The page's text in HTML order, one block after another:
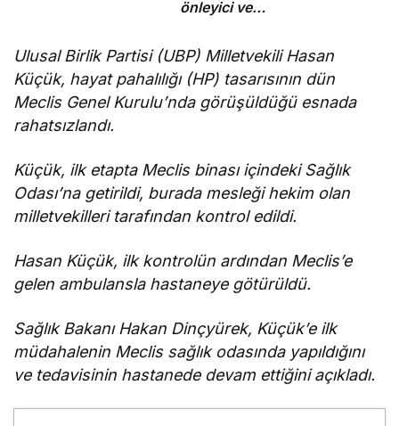
önleyici ve
sorumluluklarını
yerine
getirmeli”
Ulusal Birlik Partisi (UBP) Milletvekili Hasan
Küçük, hayat pahalılığı (HP) tasarısının dün
Meclis Genel Kurulu’nda görüşüldüğü esnada
rahatsızlandı.
Küçük, ilk etapta Meclis binası içindeki Sağlık
Odası’na getirildi, burada mesleği hekim olan
milletvekilleri tarafından kontrol edildi.
Hasan Küçük, ilk kontrolün ardından Meclis’e
gelen ambulansla hastaneye götürüldü.
Sağlık Bakanı Hakan Dinçyürek, Küçük’e ilk
müdahalenin Meclis sağlık odasında yapıldığını
ve tedavisinin hastanede devam ettiğini açıkladı.